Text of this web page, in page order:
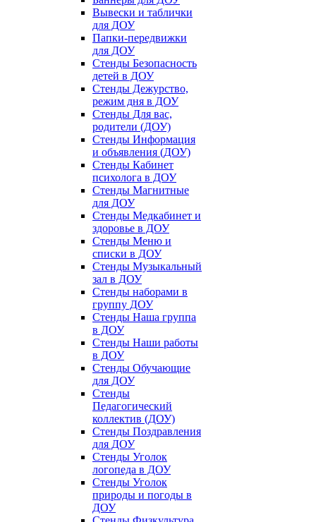
Вывески и таблички
для ДОУ
Папки-передвижки
для ДОУ
Стенды Безопасность
детей в ДОУ
Стенды Дежурство,
режим дня в ДОУ
Стенды Для вас,
родители (ДОУ)
Стенды Информация
и объявления (ДОУ)
Стенды Кабинет
психолога в ДОУ
Стенды Магнитные
для ДОУ
Стенды Медкабинет и
здоровье в ДОУ
Стенды Меню и
списки в ДОУ
Стенды Музыкальный
зал в ДОУ
Стенды наборами в
группу ДОУ
Стенды Наша группа
в ДОУ
Стенды Наши работы
в ДОУ
Стенды Обучающие
для ДОУ
Стенды
Педагогический
коллектив (ДОУ)
Стенды Поздравления
для ДОУ
Стенды Уголок
логопеда в ДОУ
Стенды Уголок
природы и погоды в
ДОУ